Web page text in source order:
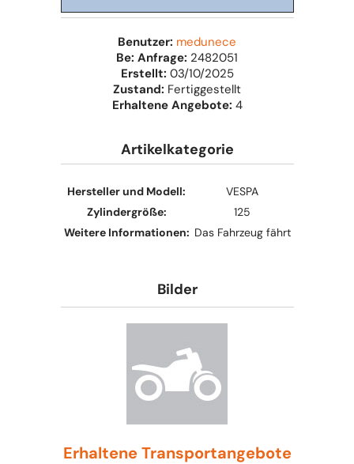
Erhaltene Transportangebote
Benutzer: medunece
Be: Anfrage: 2482051
Erstellt: 03/10/2025
Zustand: Fertiggestellt
Erhaltene Angebote: 4
Artikelkategorie
Hersteller und Modell:
VESPA
Zylindergröße:
125
Weitere Informationen: Das Fahrzeug fährt
Bilder